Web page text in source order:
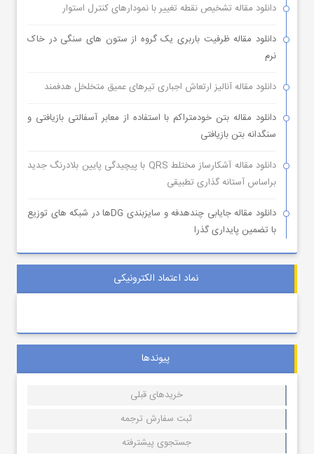
دانلود مقاله تشخیص نقطه تغییر با نمودارهای کنترل استوار
دانلود مقاله ظرفیت باربری یک گروه از ستون های سنگی در خاک
نرم
دانلود مقاله آنالیز ارتعاش اجباری تیرهای عمیق متخلخل هدفمند
دانلود مقاله بتن خودمتراکم با استفاده از معابر آسفالتی بازیافتی و
سنگدانه بتن بازیافتی
دانلود مقاله آشکارساز مختلط QRS با پیچیدگی پایین بلادرنگ جدید
براساس آستانه گذاری تطبیقی
دانلود مقاله جایابی چندهدفه و سایزبندی DGها در شبکه های توزیع
با تضمین پایداری گذرا
نماد اعتماد الکترونیکی
پیوندها
خریدهای قبلی
ثبت سفارش ترجمه
جستجوی پیشترفته